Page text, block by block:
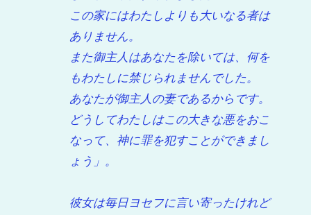
この家にはわたしよりも大いなる者は
ありません。
また御主人はあなたを除いては、何を
もわたしに禁じられませんでした。
あなたが御主人の妻であるからです。
どうしてわたしはこの大きな悪をおこ
なって、神に罪を犯すことができまし
ょう」。
彼女は毎日ヨセフに言い寄ったけれど